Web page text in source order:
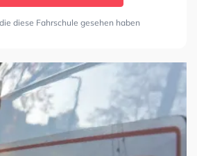
diese Fahrschule gesehen haben